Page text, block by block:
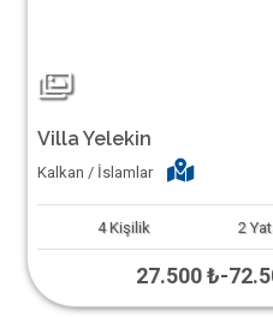
Villa Yelekin
Kalkan / İslamlar
4 Kişilik 2
27.500 ₺-